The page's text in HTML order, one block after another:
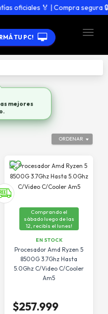
🏅 | Compra segura 🔒
TU PC!
ORDENAR
Comprando el
sábado luego de las
12, recibís el lunes!
EN STOCK
Procesador Amd Ryzen 5
8500G 3.7Ghz Hasta
5.0Ghz C/Video C/Cooler
Am5
$257.999